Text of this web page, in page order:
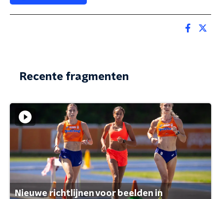
Recente fragmenten
Nieuwe richtlijnen voor beelden in